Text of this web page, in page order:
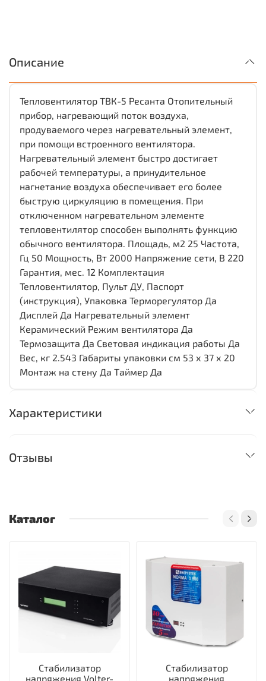
Описание
Тепловентилятор ТВК-5 Ресанта Отопительный
прибор, нагревающий поток воздуха,
продуваемого через нагревательный элемент,
при помощи встроенного вентилятора.
Нагревательный элемент быстро достигает
рабочей температуры, а принудительное
нагнетание воздуха обеспечивает его более
быструю циркуляцию в помещения. При
отключенном нагревательном элементе
тепловентилятор способен выполнять функцию
обычного вентилятора. Площадь, м2 25 Частота,
Гц 50 Мощность, Вт 2000 Напряжение сети, В 220
Гарантия, мес. 12 Комплектация
Тепловентилятор, Пульт ДУ, Паспорт
(инструкция), Упаковка Терморегулятор Да
Дисплей Да Нагревательный элемент
Керамический Режим вентилятора Да
Термозащита Да Световая индикация работы Да
Вес, кг 2.543 Габариты упаковки см 53 х 37 х 20
Монтаж на стену Да Таймер Да
Характеристики
Отзывы
Каталог
Стабилизатор
напряжения Volter-
Стабилизатор
напряжения